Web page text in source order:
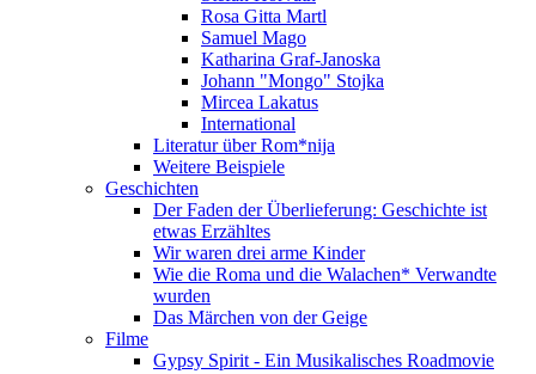
Rosa Gitta Martl
Samuel Mago
Katharina Graf-Janoska
Johann "Mongo" Stojka
Mircea Lakatus
International
Literatur über Rom*nija
Weitere Beispiele
Geschichten
Der Faden der Überlieferung: Geschichte ist
etwas Erzähltes
Wir waren drei arme Kinder
Wie die Roma und die Walachen* Verwandte
wurden
Das Märchen von der Geige
Filme
Gypsy Spirit - Ein Musikalisches Roadmovie